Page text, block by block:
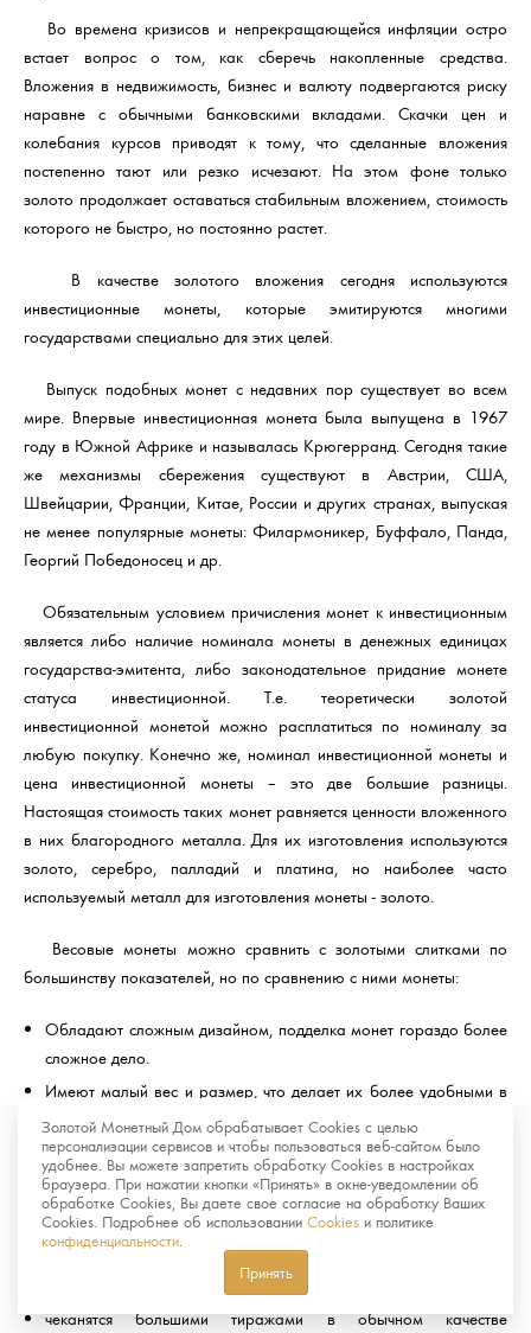
Во времена кризисов и непрекращающейся инфляции остро
встает вопрос о том, как сберечь накопленные средства.
Вложения в недвижимость, бизнес и валюту подвергаются риску
наравне с обычными банковскими вкладами. Скачки цен и
колебания курсов приводят к тому, что сделанные вложения
постепенно тают или резко исчезают. На этом фоне только
золото продолжает оставаться стабильным вложением, стоимость
которого не быстро, но постоянно растет.
В качестве золотого вложения сегодня используются
инвестиционные монеты, которые эмитируются многими
государствами специально для этих целей.
Выпуск подобных монет с недавних пор существует во всем
мире. Впервые инвестиционная монета была выпущена в 1967
году в Южной Африке и называлась Крюгерранд. Сегодня такие
же механизмы сбережения существуют в Австрии, США,
Швейцарии, Франции, Китае, России и других странах, выпуская
не менее популярные монеты: Филармоникер, Буффало, Панда,
Георгий Победоносец и др.
Обязательным условием причисления монет к инвестиционным
является либо наличие номинала монеты в денежных единицах
государства-эмитента, либо законодательное придание монете
статуса инвестиционной. Т.е. теоретически золотой
инвестиционной монетой можно расплатиться по номиналу за
любую покупку. Конечно же, номинал инвестиционной монеты и
цена инвестиционной монеты – это две большие разницы.
Настоящая стоимость таких монет равняется ценности вложенного
в них благородного металла. Для их изготовления используются
золото, серебро, палладий и платина, но наиболее часто
используемый металл для изготовления монеты - золото.
Весовые монеты можно сравнить с золотыми слитками по
большинству показателей, но по сравнению с ними монеты:
Обладают сложным дизайном, подделка монет гораздо более
сложное дело.
Имеют малый вес и размер, что делает их более удобными в
хранении и реализации.
Памятные и инвестиционные монеты отличаются тем, что
вторые:
не пользуются большим спросом у нумизматов
не имеют художественной ценности
чеканятся большими тиражами в обычном качестве
Золотой Монетный Дом обрабатывает Cookies с целью
персонализации сервисов и чтобы пользоваться веб-сайтом было
удобнее. Вы можете запретить обработку Cookies в настройках
браузера. При нажатии кнопки «Принять» в окне-уведомлении об
обработке Cookies, Вы даете свое согласие на обработку Ваших
Cookies. Подробнее об использовании Cookies и политике
конфиденциальности
Принять